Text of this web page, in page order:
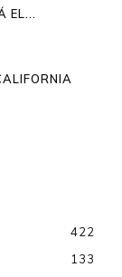
EL...
422
133